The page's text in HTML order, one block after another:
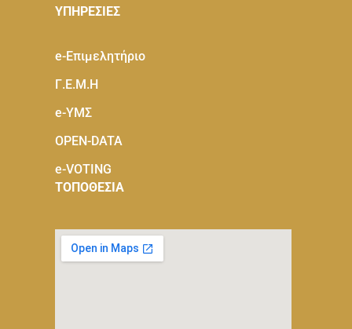
ΥΠΗΡΕΣΙΕΣ
e-Eπιμελητήριο
Γ.Ε.Μ.Η
e-ΥΜΣ
OPEN-DATA
e-VOTING
ΤΟΠΟΘΕΣΙΑ